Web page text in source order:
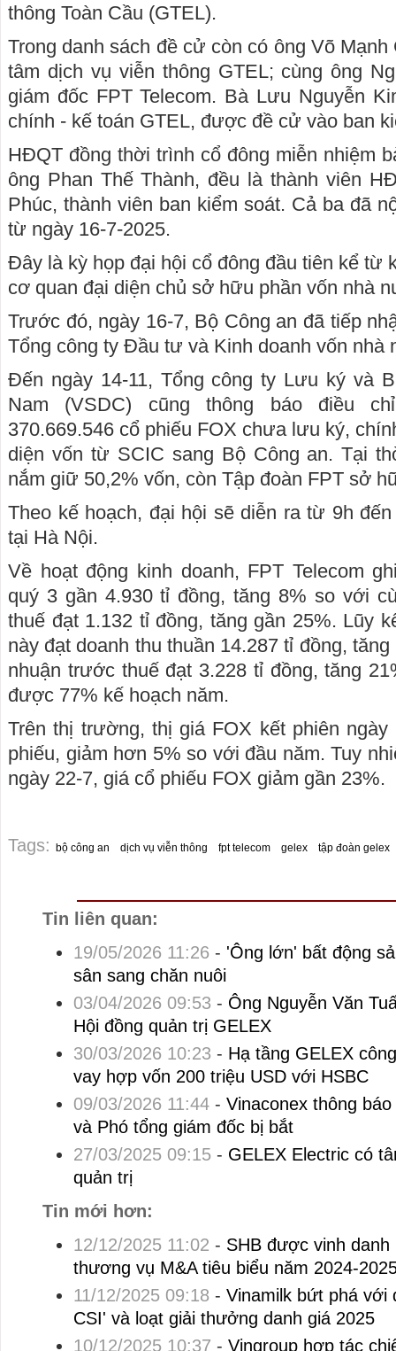
thông Toàn Cầu (GTEL).
Trong danh sách đề cử còn có ông Võ
tâm dịch vụ viễn thông GTEL; cùng ông
giám đốc FPT Telecom. Bà Lưu Nguyễn
chính - kế toán GTEL, được đề cử vào ban
HĐQT đồng thời trình cổ đông miễn nhiệm
ông Phan Thế Thành, đều là thành viên
Phúc, thành viên ban kiểm soát. Cả ba đã
từ ngày 16-7-2025.
Đây là kỳ họp đại hội cổ đông đầu tiên kể từ
cơ quan đại diện chủ sở hữu phần vốn nhà
Trước đó, ngày 16-7, Bộ Công an đã tiếp
Tổng công ty Đầu tư và Kinh doanh vốn
Đến ngày 14-11, Tổng công ty Lưu ký và
Nam (VSDC) cũng thông báo điều
370.669.546 cổ phiếu FOX chưa lưu ký,
diện vốn từ SCIC sang Bộ Công an. Tại
nắm giữ 50,2% vốn, còn Tập đoàn FPT sở
Theo kế hoạch, đại hội sẽ diễn ra từ 9h
tại Hà Nội.
Về hoạt động kinh doanh, FPT Telecom
quý 3 gần 4.930 tỉ đồng, tăng 8% so với
thuế đạt 1.132 tỉ đồng, tăng gần 25%. Lũy
này đạt doanh thu thuần 14.287 tỉ đồng,
nhuận trước thuế đạt 3.228 tỉ đồng, tăng
được 77% kế hoạch năm.
Trên thị trường, thị giá FOX kết phiên ngày
phiếu, giảm hơn 5% so với đầu năm. Tuy
ngày 22-7, giá cổ phiếu FOX giảm gần 23%.
Tags: bộ công an dịch vụ viễn thông fpt telecom gelex tập đoàn gelex
Tin liên quan:
19/05/2026 11:26 - 'Ông lớn' bất động
sân sang chăn nuôi
03/04/2026 09:53 - Ông Nguyễn Văn
Hội đồng quản trị GELEX
30/03/2026 10:23 - Hạ tầng GELEX
vay hợp vốn 200 triệu USD với HSBC
09/03/2026 11:44- Vinaconex thông
và Phó tổng giám đốc bị bắt
27/03/2025 09:15- GELEX Electric có
quản trị
Tin mới hơn:
12/12/2025 11:02 - SHB được vinh danh
thương vụ M&A tiêu biểu năm 2024-
11/12/2025 09:18 - Vinamilk bứt phá với
CSI' và loạt giải thưởng danh giá 2025
10/12/2025 10:37 - Vingroup hợp tác